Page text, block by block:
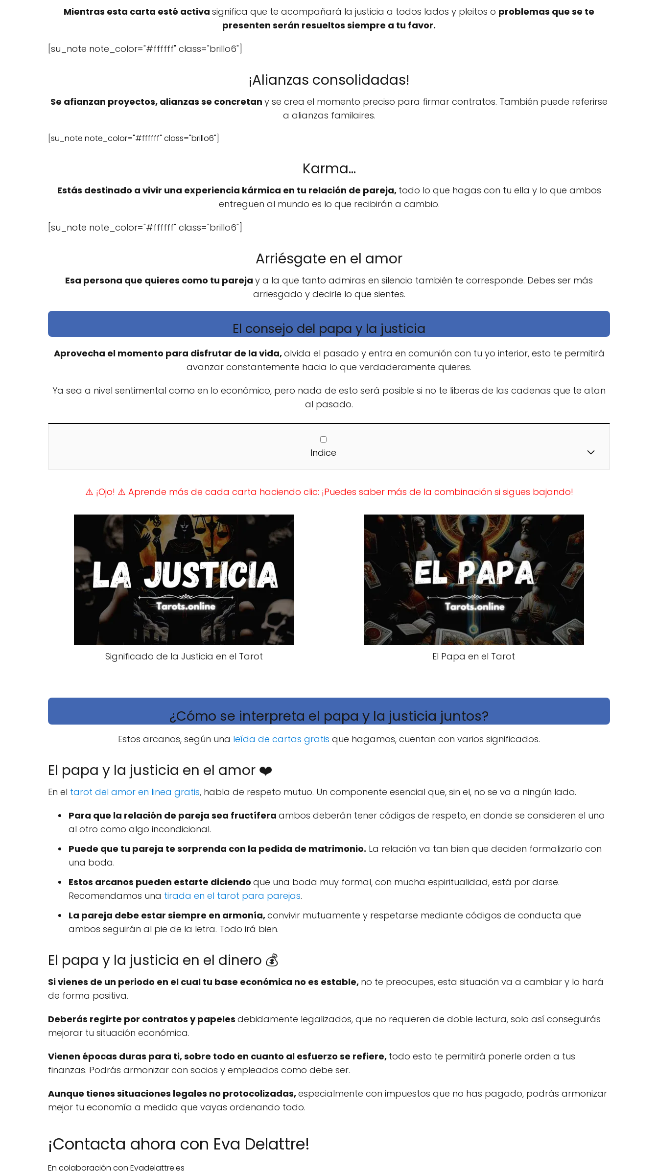
Mientras esta carta esté activa significa que te acompañará la justicia a todos lados y pleitos o problemas que se te
presenten serán resueltos siempre a tu favor.
[su_note note_color="#ffffff" class="brillo6"]
¡Alianzas consolidadas!
Se afianzan proyectos, alianzas se concretan y se crea el momento preciso para firmar contratos. También puede referirse
a alianzas familaires.
[su_note note_color="#ffffff" class="brillo6"]
Karma...
Estás destinado a vivir una experiencia kármica en tu relación de pareja, todo lo que hagas con tu ella y lo que ambos
entreguen al mundo es lo que recibirán a cambio.
[su_note note_color="#ffffff" class="brillo6"]
Arriésgate en el amor
Esa persona que quieres como tu pareja y a la que tanto admiras en silencio también te corresponde. Debes ser más
arriesgado y decirle lo que sientes.
El consejo del papa y la justicia
Aprovecha el momento para disfrutar de la vida,olvida el pasado y entra en comunión con tu yo interior, esto te permitirá
avanzar constantemente hacia lo que verdaderamente quieres.
Ya sea a nivel sentimental como en lo económico, pero nada de esto será posible si no te liberas de las cadenas que te atan
al pasado.
Indice
⚠️ ¡Ojo! ⚠️ Aprende más de cada carta haciendo clic: ¡Puedes saber más de la combinación si sigues bajando!
Significado de la Justicia en el Tarot El Papa en el Tarot
¿Cómo se interpreta el papa y la justicia juntos?
Estos arcanos, según una leída de cartas gratis que hagamos, cuentan con varios significados.
El papa y la justicia en el amor ❤️
En el tarot del amor en linea gratis, habla de respeto mutuo. Un componente esencial que, sin el, no se va a ningún lado.
Para que la relación de pareja sea fructífera ambos deberán tener códigos de respeto, en donde se consideren el uno
al otro como algo incondicional.
Puede que tu pareja te sorprenda con la pedida de matrimonio. La relación va tan bien que deciden formalizarlo con
una boda.
Estos arcanos pueden estarte diciendo que una boda muy formal, con mucha espiritualidad, está por darse.
Recomendamos una tirada en el tarot para parejas.
La pareja debe estar siempre en armonía,convivir mutuamente y respetarse mediante códigos de conducta que
ambos seguirán al pie de la letra. Todo irá bien.
El papa y la justicia en el dinero 💰
Si vienes de un periodo en el cual tu base económica no es estable, no te preocupes, esta situación va a cambiar y lo hará
de forma positiva.
Deberás regirte por contratos y papeles debidamente legalizados, que no requieren de doble lectura, solo así conseguirás
mejorar tu situación económica.
Vienen épocas duras para ti, sobre todo en cuanto al esfuerzo se refiere, todo esto te permitirá ponerle orden a tus
finanzas. Podrás armonizar con socios y empleados como debe ser.
Aunque tienes situaciones legales no protocolizadas,especialmente con impuestos que no has pagado, podrás armonizar
mejor tu economía a medida que vayas ordenando todo.
¡Contacta ahora con Eva Delattre!
En colaboración con Evadelattre.es